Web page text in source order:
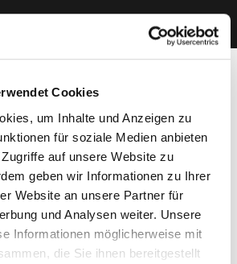
Cookies
um Inhalte und Anzeigen zu
für soziale Medien anbieten
auf unsere Website zu
geben wir Informationen zu Ihrer
Website an unsere Partner für
und Analysen weiter. Unsere
Informationen möglicherweise mit
die Sie ihnen bereitgestellt